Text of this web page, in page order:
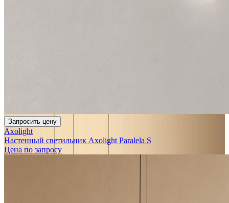
Запросить цену
Axolight
Настенный светильник Axolight Paralela S
Цена по запросу